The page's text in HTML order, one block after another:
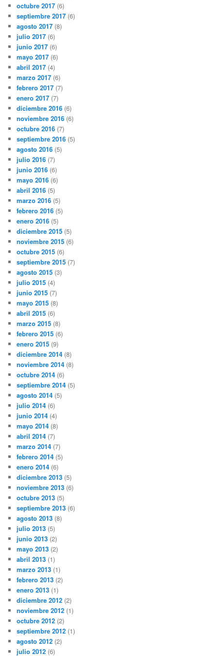
octubre 2017 (6)
septiembre 2017 (6)
agosto 2017 (8)
julio 2017 (6)
junio 2017 (6)
mayo 2017 (6)
abril 2017 (4)
marzo 2017 (6)
febrero 2017 (7)
enero 2017 (7)
diciembre 2016 (6)
noviembre 2016 (6)
octubre 2016 (7)
septiembre 2016 (5)
agosto 2016 (5)
julio 2016 (7)
junio 2016 (6)
mayo 2016 (6)
abril 2016 (5)
marzo 2016 (5)
febrero 2016 (5)
enero 2016 (5)
diciembre 2015 (5)
noviembre 2015 (6)
octubre 2015 (6)
septiembre 2015 (7)
agosto 2015 (3)
julio 2015 (4)
junio 2015 (7)
mayo 2015 (8)
abril 2015 (6)
marzo 2015 (8)
febrero 2015 (6)
enero 2015 (9)
diciembre 2014 (8)
noviembre 2014 (8)
octubre 2014 (6)
septiembre 2014 (5)
agosto 2014 (5)
julio 2014 (6)
junio 2014 (4)
mayo 2014 (8)
abril 2014 (7)
marzo 2014 (7)
febrero 2014 (5)
enero 2014 (6)
diciembre 2013 (5)
noviembre 2013 (6)
octubre 2013 (5)
septiembre 2013 (6)
agosto 2013 (8)
julio 2013 (5)
junio 2013 (2)
mayo 2013 (2)
abril 2013 (1)
marzo 2013 (1)
febrero 2013 (2)
enero 2013 (1)
diciembre 2012 (2)
noviembre 2012 (1)
octubre 2012 (2)
septiembre 2012 (1)
agosto 2012 (2)
julio 2012 (6)